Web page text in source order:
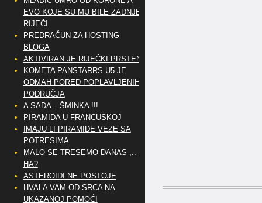
EVO KOJE SU MU BILE ZADNJE
RIJEČI
PREDRAČUN ZA HOSTING
BLOGA
AKTIVIRAN JE RIJEČKI PRSTEN
KOMETA PANSTARRS U5 JE
ODMAH PORED POPLAVLJENIH
PODRUČJA
A SADA – ŠMINKA !!!
PIRAMIDA U FRANCUSKOJ
IMAJU LI PIRAMIDE VEZE SA
POTRESIMA
MALO SE TRESEMO DANAS ,..
HA?
ASTEROIDI NE POSTOJE
HVALA VAM OD SRCA NA
UKAZANOJ POMOĆI